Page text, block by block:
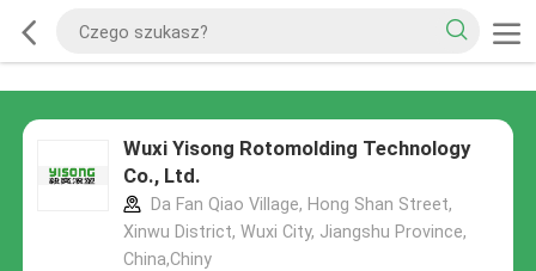
Wuxi Yisong Rotomolding Technology
Co., Ltd.
Da Fan Qiao Village, Hong Shan Street,
Xinwu District, Wuxi City, Jiangshu Province,
China,Chiny